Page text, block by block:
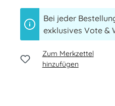
Bei jeder
exklusives Vote &
Zum Merkzettel
hinzufügen